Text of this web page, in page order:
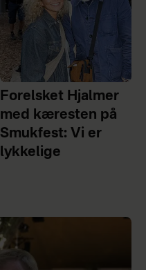
Forelsket Hjalmer
med kæresten på
Smukfest: Vi er
lykkelige